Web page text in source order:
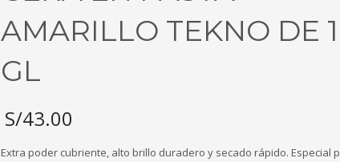
AMARILLO TEKNO DE 1
GL
S/43.00
Extra poder cubriente, alto brillo duradero y secado rápido. Especial